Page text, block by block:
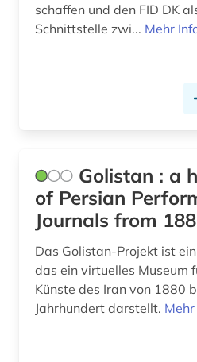
sklaverei (1)
video (3)
virtuelles museum (1)
wörterbuch (1)
zeitungsartikel (1)
schaffen und den FID DK
Schnittstelle zwi... Mehr
Golistan : a
of Persian
Journals from
Das Golistan-Projekt ist
das ein virtuelles Museum
Künste des Iran von 1880
Jahrhundert darstellt.